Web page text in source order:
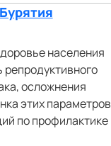
населения
осложнения
этих параметров
по профилактике